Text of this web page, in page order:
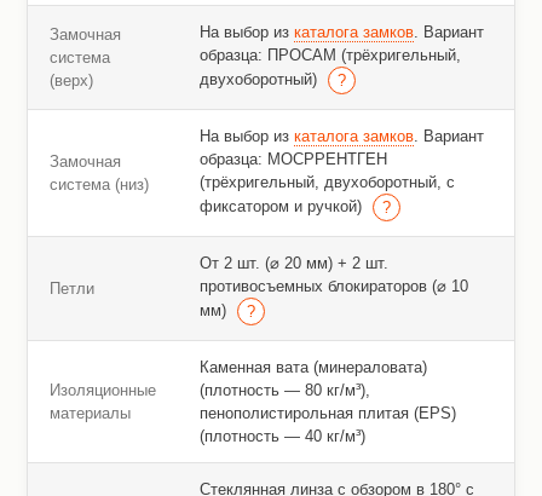
Замочная
система
(верх)
На выбор из каталога замков. Вариант
образца: ПРОСАМ (трёхригельный,
двухоборотный)
Замочная
система (низ)
На выбор из каталога замков. Вариант
образца: МОСРРЕНТГЕН
(трёхригельный, двухоборотный, с
фиксатором и ручкой)
Петли
От 2 шт. (⌀ 20 мм) + 2 шт.
противосъемных блокираторов (⌀ 10
мм)
Изоляционные
материалы
Каменная вата (минераловата)
(плотность — 80 кг/м³),
пенополистирольная плитая (EPS)
(плотность — 40 кг/м³)
Стеклянная линза с обзором в 180° с